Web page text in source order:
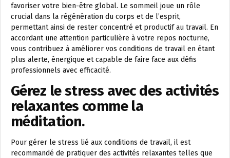
favoriser votre bien-être global. Le sommeil joue un rôle
crucial dans la régénération du corps et de l’esprit,
permettant ainsi de rester concentré et productif au travail. En
accordant une attention particulière à votre repos nocturne,
vous contribuez à améliorer vos conditions de travail en étant
plus alerte, énergique et capable de faire face aux défis
professionnels avec efficacité.
Gérez le stress avec des activités
relaxantes comme la
méditation.
Pour gérer le stress lié aux conditions de travail, il est
recommandé de pratiquer des activités relaxantes telles que